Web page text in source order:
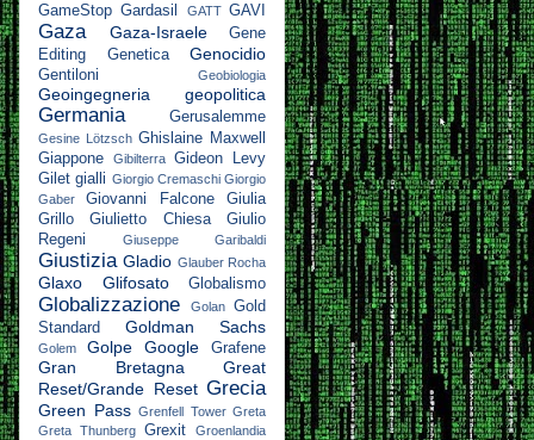
GameStop Gardasil GATT GAVI
Gaza Gaza-Israele
Gene
Editing
Genetica Genocidio
Gentiloni Geobiologia
Geoingegneria geopolitica
Germania Gerusalemme
Gesine Lötzsch Ghislaine Maxwell
Giappone
Gibilterra Gideon Levy
Gilet gialli Giorgio Cremaschi Giorgio
Gaber
Giovanni Falcone
Giulia
Grillo
Giulietto Chiesa
Giulio
Regeni
Giuseppe Garibaldi
Giustizia Gladio Glauber Rocha
Glaxo Glifosato Globalismo
Globalizzazione Golan Gold
Standard
Goldman Sachs
Golem Golpe Google Grafene
Gran Bretagna
Great
Reset/Grande Reset Grecia
Green Pass Grenfell Tower Greta
Greta Thunberg Grexit Groenlandia